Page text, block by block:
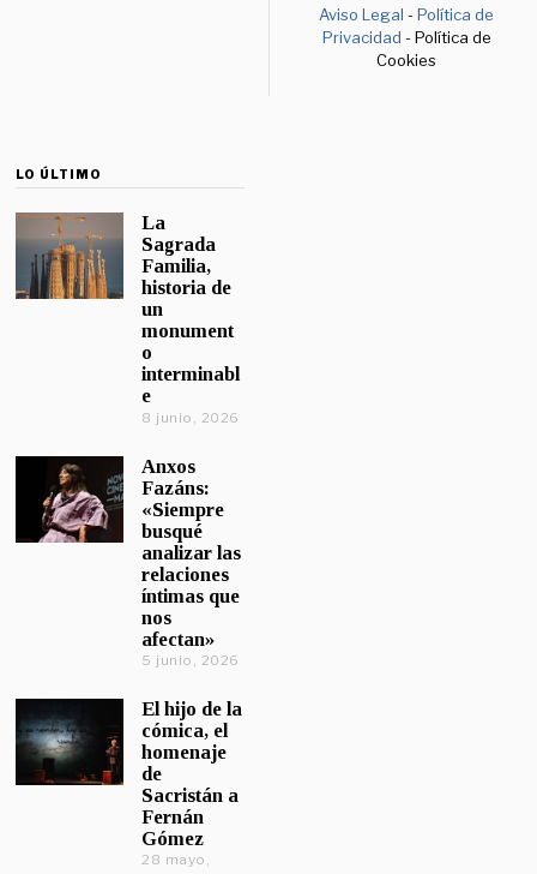
Aviso Legal -Política de
Privacidad - Política de
Cookies
LO ÚLTIMO
La
Sagrada
Familia,
historia de
un
monument
o
interminabl
e
8 junio, 2026
Anxos
Fazáns:
«Siempre
busqué
analizar las
relaciones
íntimas que
nos
afectan»
5 junio, 2026
El hijo de la
cómica, el
homenaje
de
Sacristán a
Fernán
Gómez
28 mayo,